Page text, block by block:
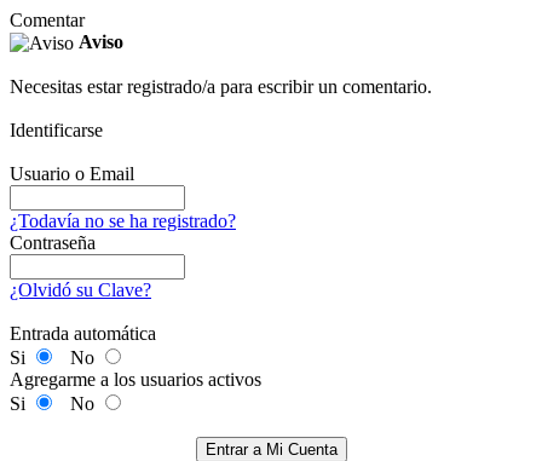
Comentar
Aviso
Necesitas estar registrado/a para escribir un comentario.
Identificarse
Usuario o Email
¿Todavía no se ha registrado?
Contraseña
¿Olvidó su Clave?
Entrada automática
Si
No
Agregarme a los usuarios activos
Si
No
Entrar a Mi Cuenta